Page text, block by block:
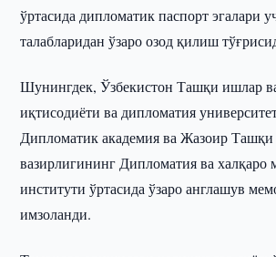
ўртасида дипломатик паспорт эгалари
талабларидан ўзаро озод қилиш
Шунингдек, Ўзбекистон Ташқи ишлар
иқтисодиёти ва дипломатия
Дипломатик академия ва Жазоир
вазирлигининг Дипломатия ва халқаро
институти ўртасида ўзаро англашув
имзоланди.